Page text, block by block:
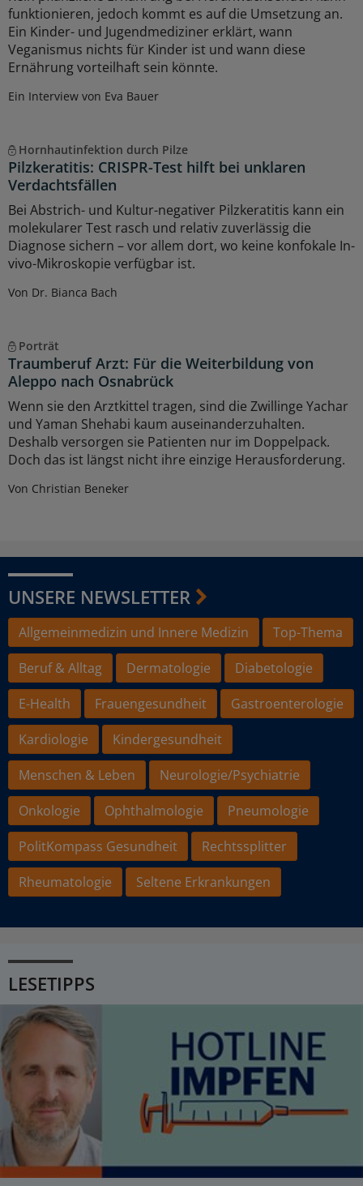
funktionieren, jedoch kommt es auf die Umsetzung an.
Ein Kinder- und Jugendmediziner erklärt, wann
Veganismus nichts für Kinder ist und wann diese
Ernährung vorteilhaft sein könnte.
Ein Interview von Eva Bauer
Hornhautinfektion durch Pilze
Pilzkeratitis: CRISPR-Test hilft bei unklaren
Verdachtsfällen
Bei Abstrich- und Kultur-negativer Pilzkeratitis kann ein
molekularer Test rasch und relativ zuverlässig die
Diagnose sichern – vor allem dort, wo keine konfokale In-
vivo-Mikroskopie verfügbar ist.
Von Dr. Bianca Bach
Porträt
Traumberuf Arzt: Für die Weiterbildung von
Aleppo nach Osnabrück
Wenn sie den Arztkittel tragen, sind die Zwillinge Yachar
und Yaman Shehabi kaum auseinanderzuhalten.
Deshalb versorgen sie Patienten nur im Doppelpack.
Doch das ist längst nicht ihre einzige Herausforderung.
Von Christian Beneker
UNSERE NEWSLETTER
Allgemeinmedizin und Innere Medizin
Top-Thema
Beruf & Alltag
Dermatologie
Diabetologie
E-Health
Frauengesundheit
Gastroenterologie
Kardiologie
Kindergesundheit
Menschen & Leben
Neurologie/Psychiatrie
Onkologie
Ophthalmologie
Pneumologie
PolitKompass Gesundheit
Rechtssplitter
Rheumatologie
Seltene Erkrankungen
LESETIPPS